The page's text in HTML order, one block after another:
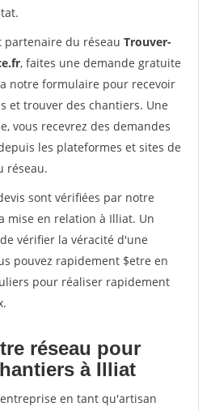
partenaire du réseau Trouver-
, faites une demande gratuite
notre formulaire pour recevoir
et trouver des chantiers. Une
vous recevrez des demandes
les plateformes et sites de
réseau.
sont vérifiées par notre
mise en relation à Illiat. Un
vérifier la véracité d'une
pouvez rapidement $etre en
pour réaliser rapidement
réseau pour
à Illiat
en tant qu'artisan